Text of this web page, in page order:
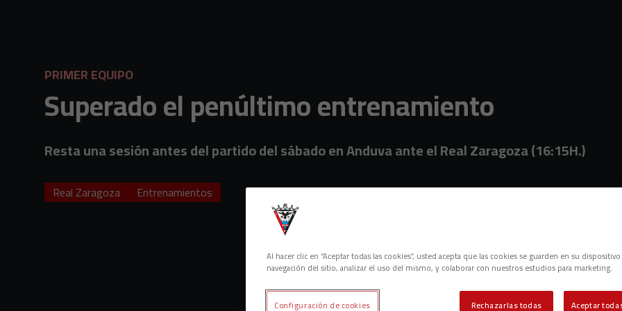
PRIMER EQUIPO
Superado el penúltimo entrenamiento
Resta una sesión antes del partido del sábado en Anduva ante el Real Zaragoza (16:15H.)
Real Zaragoza Entrenamientos
Al hacer clic en “Aceptar todas las cookies”, usted acepta que las cookies se guarden en su
navegación del sitio, analizar el uso del mismo, y colaborar con nuestros estudios para marketing.
Rechazarlas todas Aceptar
Configuración de cookies